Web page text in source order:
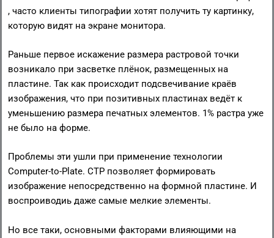
, часто клиенты типографии хотят получить ту картинку,
которую видят на экране монитора.
Раньше первое искажение размера растровой точки
возникало при засветке плёнок, размещенных на
пластине. Так как происходит подсвечивание краёв
изображения, что при позитивных пластинах ведёт к
уменьшению размера печатных элементов. 1% растра уже
не было на форме.
Проблемы эти ушли при применение технологии
Computer-to-Plate. CTP позволяет формировать
изображение непосредственно на формной пластине. И
воспроиводиь даже самые мелкие элементы.
Но все таки, основными факторами влияющими на